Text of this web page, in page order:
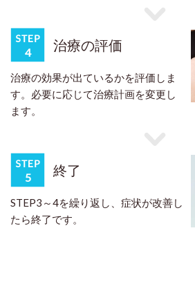
治療の評価
治療の効果が出ているかを評価しま
す。必要に応じて治療計画を変更し
ます。
終了
STEP3～4を繰り返し、症状が改善し
たら終了です。